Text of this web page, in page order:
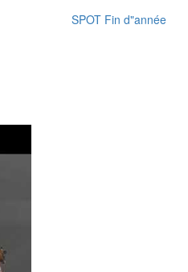
SPOT Fin d"année